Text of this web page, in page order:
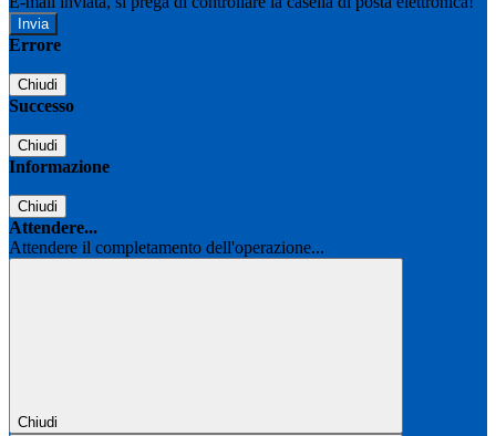
Errore
Chiudi
Successo
Chiudi
Informazione
Chiudi
Attendere...
Attendere il completamento dell'operazione...
Chiudi